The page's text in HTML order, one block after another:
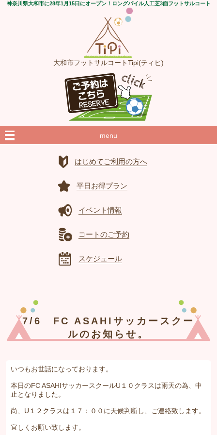
神奈川県大和市に28年1月15日にオープン！ロングパイル人工芝3面フットサルコート
大和市フットサルコートTipi(ティピ)
menu
はじめてご利用の方へ
平日お得プラン
イベント情報
コートのご予約
スケジュール
7/6 FC ASAHIサッカースクー
ルのお知らせ。
いつもお世話になっております。
本日のFC ASAHIサッカースクールU１０クラスは雨天の為、中
止となりました。
尚、U１２クラスは１７：００に天候判断し、ご連絡致します。
宜しくお願い致します。